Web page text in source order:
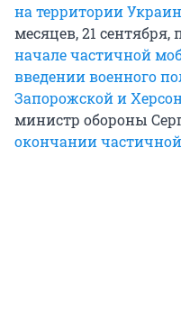
на территории
месяцев, 21 сентября,
начале частичной
введении военного
Запорожской и
министр обороны
окончании